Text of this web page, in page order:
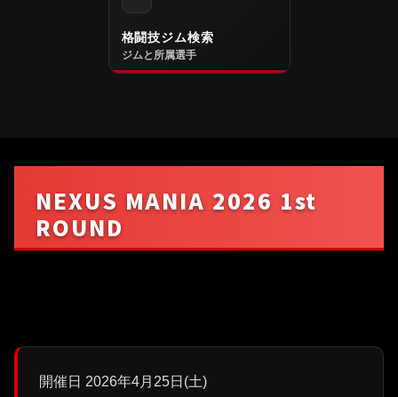
格闘技ジム検索
ジムと所属選手
NEXUS MANIA 2026 1st
ROUND
開催日 2026年4月25日(土)